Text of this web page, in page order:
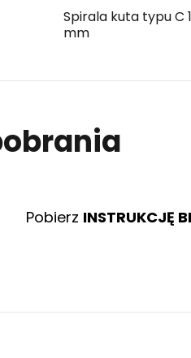
Spirala kuta typu C
mm
Pobierz INSTRUKCJĘ